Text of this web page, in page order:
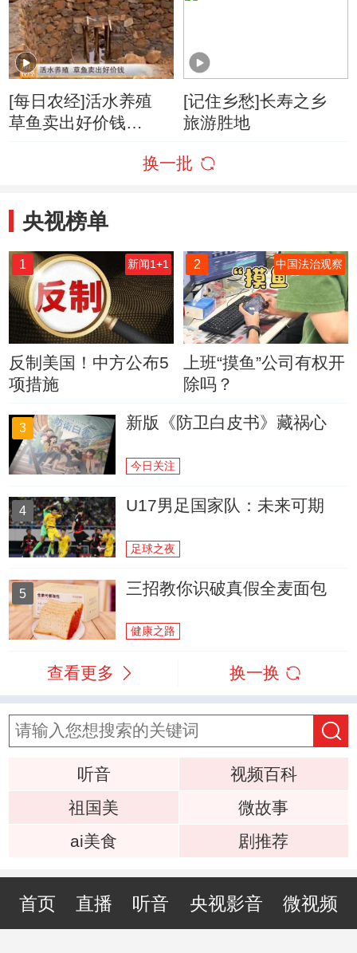
西东兴：果农们的脱
贫带头人
[每日农经]活水养殖
草鱼卖出好价钱
[记住乡愁]长寿之乡
旅游胜地
换一批
央视榜单
1 新闻1+1
反制美国！中方公布5
项措施
2 中国法治观察
上班“摸鱼”公司有权开
除吗？
3 新版《防卫白皮书》藏祸心
今日关注
4 U17男足国家队：未来可期
足球之夜
5 三招教你识破真假全麦面包
健康之路
查看更多 换一换
听音
视频百科
祖国美
微故事
ai美食
剧推荐
首页 直播 听音 央视影音 微视频